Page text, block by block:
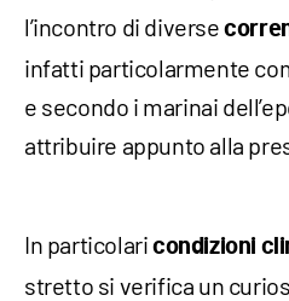
l’incontro di diverse
infatti particolarmente
e secondo i marinai
attribuire appunto alla
In particolari condizioni
stretto si verifica un